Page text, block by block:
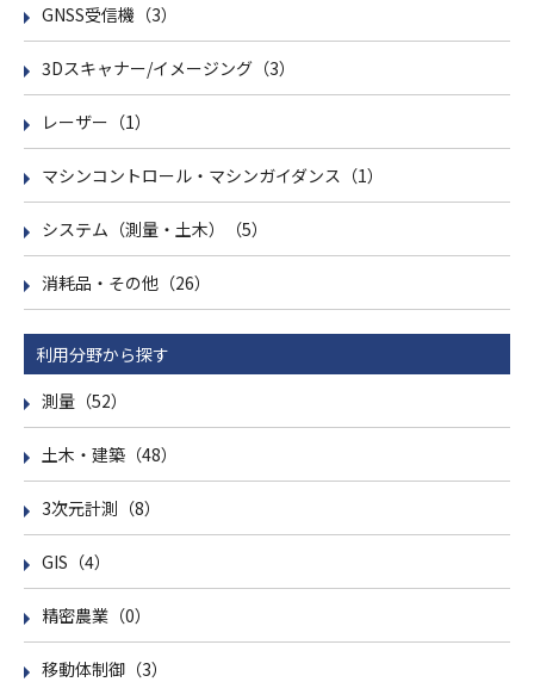
GNSS受信機（3）
3Dスキャナー/イメージング（3）
レーザー（1）
マシンコントロール・マシンガイダンス（1）
システム（測量・土木）（5）
消耗品・その他（26）
利用分野から探す
測量（52）
土木・建築（48）
3次元計測（8）
GIS（4）
精密農業（0）
移動体制御（3）